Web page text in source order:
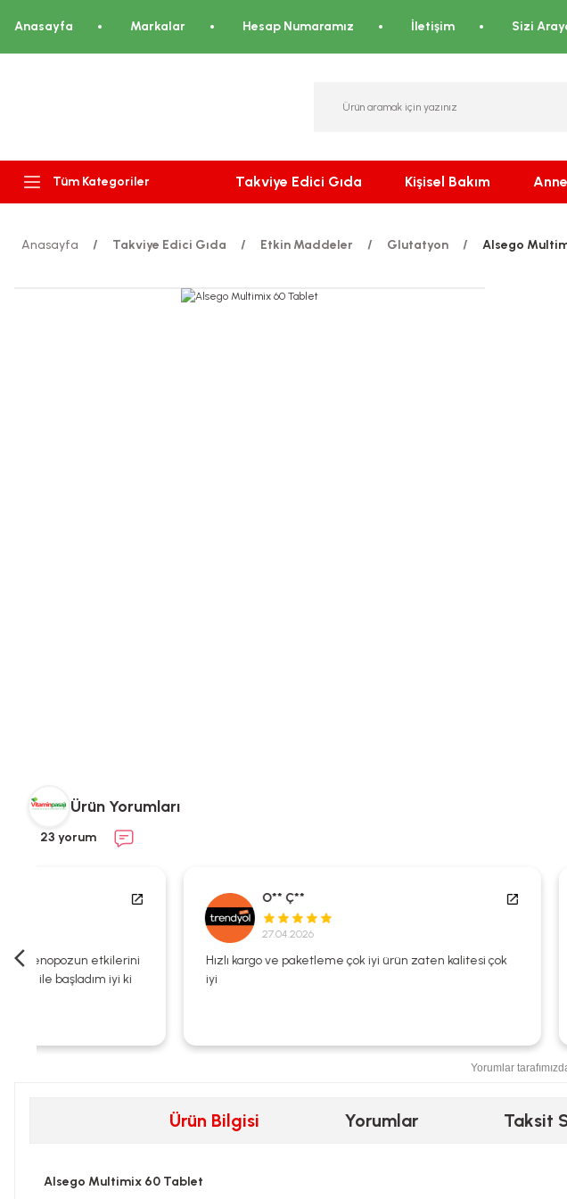
Anasayfa Markalar Hesap Numaramız İletişim Sizi
Tüm Kategoriler Takviye Edici Gıda Kişisel Bakım
Anasayfa Takviye Edici Gıda Etkin Maddeler Glutatyon Alsego
Ürün Yorumları
23 yorum
O** Ç**
Hızlı kargo ve paketleme çok iyi ürün zaten kalitesi çok
iyi
O** D**
Çok uzun süredir
hediyeleriniz için
Yorumlar
Ürün Bilgisi Yorumlar Taksit
Alsego Multimix 60 Tablet